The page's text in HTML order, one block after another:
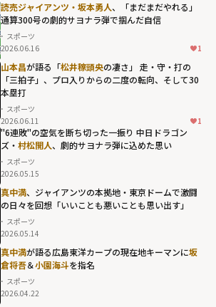
読売ジャイアンツ・坂本勇人、「まだまだやれる」
通算300号の劇的サヨナラ弾で掴んだ自信
スポーツ
2026.06.16
1
山本昌が語る「松井稼頭央の凄さ」 走・守・打の
「三拍子」、プロ入りからの二度の転向、そして30
本塁打
スポーツ
2026.06.11
1
"6連敗"の空気を断ち切った一振り 中日ドラゴン
ズ・ 村松開人、劇的サヨナラ弾に込めた思い
スポーツ
2026.05.15
真中満、ジャイアンツの本拠地・東京ドームで激闘
の日々を回想「いいことも悪いことも思い出す」
スポーツ
2026.05.14
真中満が語る広島東洋カープの現在地――キーマンに坂
倉将吾＆小園海斗を指名
スポーツ
2026.04.22